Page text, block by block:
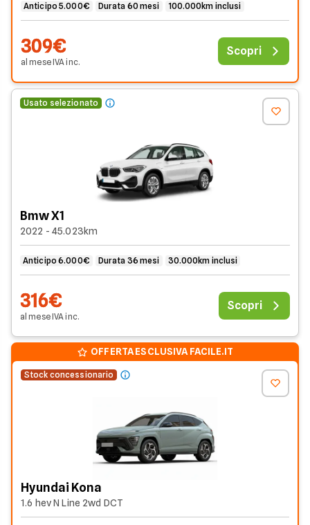
Anticipo 5.000€ Durata 60 mesi 100.000km inclusi
309€
al meseIVAinc.
Scopri
Usato selezionato
Bmw X1
2022 - 45.023km
Anticipo 6.000€ Durata 36 mesi 30.000km inclusi
316€
al meseIVAinc.
Scopri
OFFERTA ESCLUSIVA FACILE.IT
Stock concessionario
Hyundai Kona
1.6 hev N Line 2wd DCT